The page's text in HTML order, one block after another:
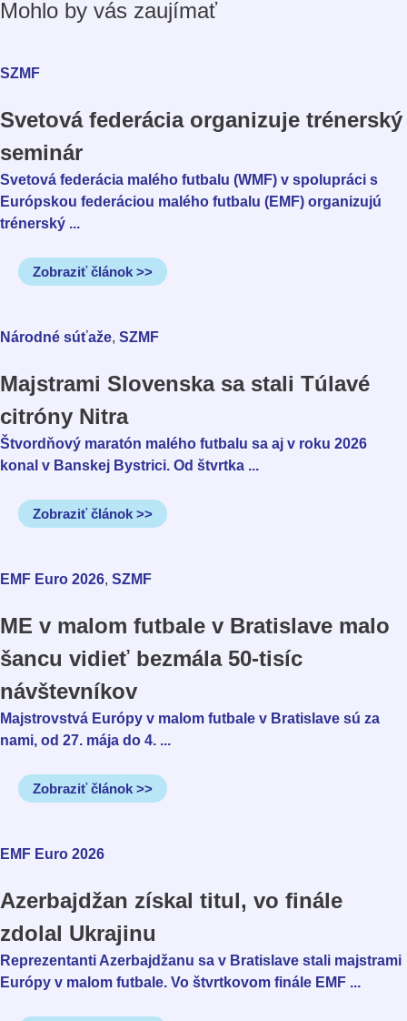
Mohlo by vás zaujímať
SZMF
Svetová federácia organizuje trénerský
seminár
Svetová federácia malého futbalu (WMF) v spolupráci s
Európskou federáciou malého futbalu (EMF) organizujú
trénerský ...
Zobraziť článok >>
Národné súťaže, SZMF
Majstrami Slovenska sa stali Túlavé
citróny Nitra
Štvordňový maratón malého futbalu sa aj v roku 2026
konal v Banskej Bystrici. Od štvrtka ...
Zobraziť článok >>
EMF Euro 2026, SZMF
ME v malom futbale v Bratislave malo
šancu vidieť bezmála 50-tisíc
návštevníkov
Majstrovstvá Európy v malom futbale v Bratislave sú za
nami, od 27. mája do 4. ...
Zobraziť článok >>
EMF Euro 2026
Azerbajdžan získal titul, vo finále
zdolal Ukrajinu
Reprezentanti Azerbajdžanu sa v Bratislave stali majstrami
Európy v malom futbale. Vo štvrtkovom finále EMF ...